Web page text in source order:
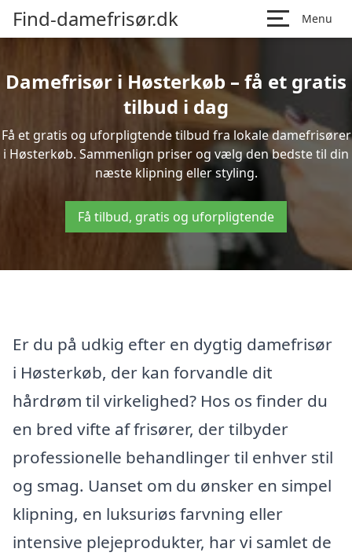
Find-damefrisør.dk Menu
Damefrisør i Høsterkøb – få et gratis
tilbud i dag
Få et gratis og uforpligtende tilbud fra lokale damefrisører
i Høsterkøb. Sammenlign priser og vælg den bedste til din
næste klipning eller styling.
Få tilbud, gratis og uforpligtende
Er du på udkig efter en dygtig damefrisør
i Høsterkøb, der kan forvandle dit
hårdrøm til virkelighed? Hos os finder du
en bred vifte af frisører, der tilbyder
professionelle behandlinger til enhver stil
og smag. Uanset om du ønsker en simpel
klipning, en luksuriøs farvning eller
intensive plejeprodukter, har vi samlet de